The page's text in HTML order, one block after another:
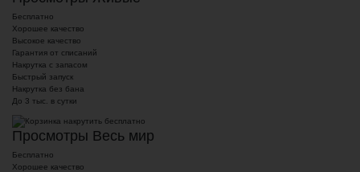
Бесплатно
Хорошее качество
Высокое качество
Гарантия от списаний
Накрутка с запасом
Быстрый запуск
Накрутка без бана
До 3 тыс. в сутки
накрутить бесплатно
Просмотры Весь мир
Бесплатно
Хорошее качество